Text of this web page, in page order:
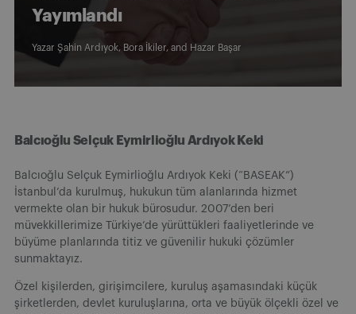
Yayımlandı
Yazar Şahin Ardıyok, Bora İkiler, and Hazar Başar
Balcıoğlu Selçuk Eymirlioğlu Ardıyok Keki
Balcıoğlu Selçuk Eymirlioğlu Ardıyok Keki (“BASEAK”)
İstanbul’da kurulmuş, hukukun tüm alanlarında hizmet
vermekte olan bir hukuk bürosudur. 2007’den beri
müvekkillerimize Türkiye’de yürüttükleri faaliyetlerinde ve
büyüme planlarında titiz ve güvenilir hukuki çözümler
sunmaktayız.
Özel kişilerden, girişimcilere, kuruluş aşamasındaki küçük
şirketlerden, devlet kuruluşlarına, orta ve büyük ölçekli özel ve